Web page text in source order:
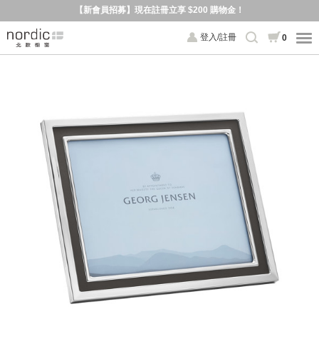
【新會員招募】現在註冊立享 $200 購物金！
登入/註冊 0